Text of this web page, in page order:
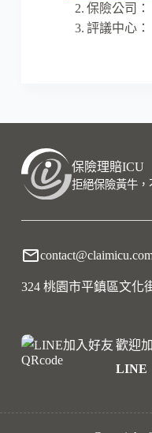
保險公司：
評議中心：
保險理賠ICU
拒絕保險黃牛，
324 桃園市平鎮區文化
歡迎
LINE